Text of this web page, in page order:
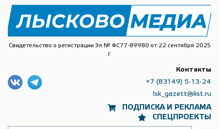
Свидетельство о регистрации Эл № ФС77-89980 от 22 сентября 2025
г.
ПОДПИСКА И РЕКЛАМА
СПЕЦПРОЕКТЫ
Контакты
+7 (83149) 5-13-24
lsk_gazett@list.ru